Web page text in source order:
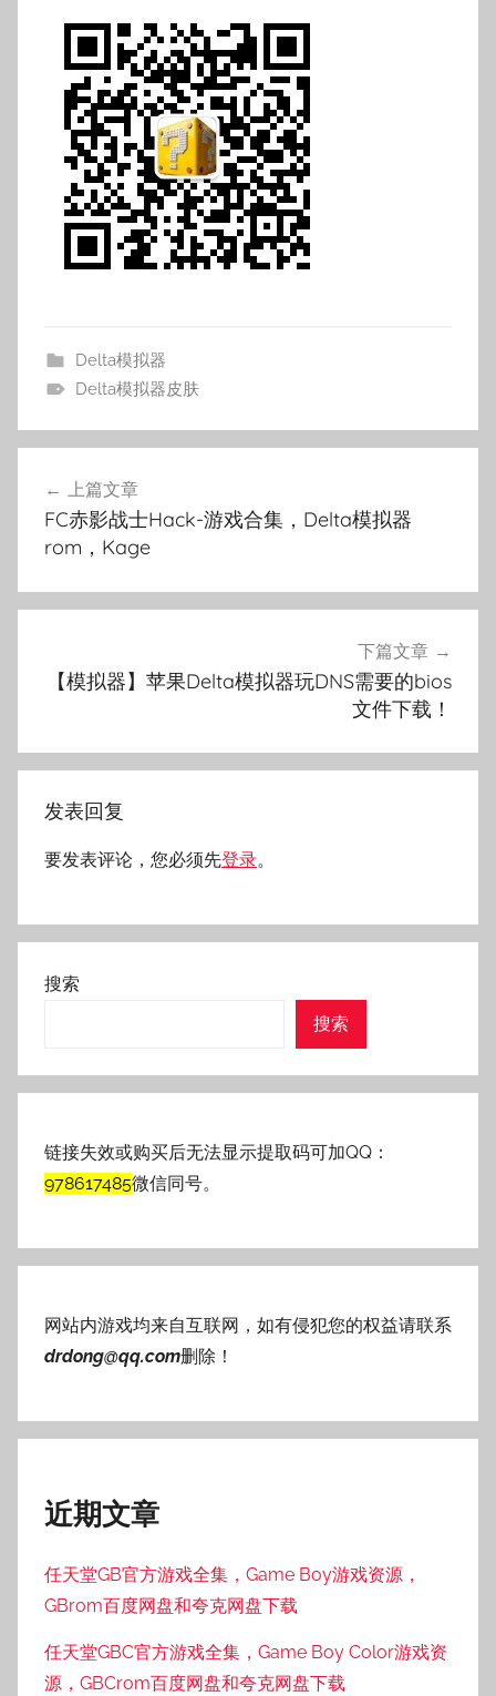
Delta模拟器
Delta模拟器皮肤
航
上篇文章
FC赤影战士Hack-游戏合集，Delta模拟器
rom，Kage
下篇文章
【模拟器】苹果Delta模拟器玩DNS需要的bios
文件下载！
发表回复
要发表评论，您必须先登录。
搜索
搜索
链接失效或购买后无法显示提取码可加QQ：
978617485微信同号。
网站内游戏均来自互联网，如有侵犯您的权益请联系
drdong@qq.com删除！
近期文章
任天堂GB官方游戏全集，Game Boy游戏资源，
GBrom百度网盘和夸克网盘下载
任天堂GBC官方游戏全集，Game Boy Color游戏资
源，GBCrom百度网盘和夸克网盘下载